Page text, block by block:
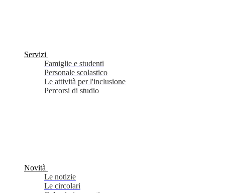
Servizi
Famiglie e studenti
Personale scolastico
Le attività per l'inclusione
Percorsi di studio
Novità
Le notizie
Le circolari